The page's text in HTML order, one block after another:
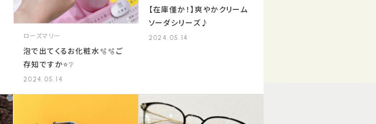
ローズマリー
泡で出てくるお化粧水🫧🫧ご
存知ですか⭐️❔
2024.05.14
【在庫僅か！】爽やかクリーム
ソーダシリーズ♪
2024.05.14